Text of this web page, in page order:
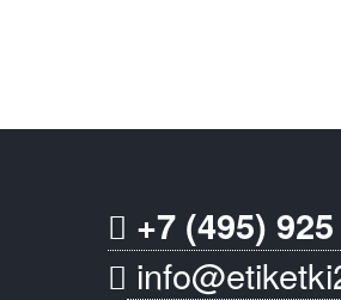
+7 (495) 925